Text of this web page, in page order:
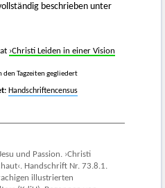
beschrieben unter
›Christi Leiden in einer Vision
den Tagzeiten gegliedert
Handschriftencensus
und Passion. ›Christi
Handschrift Nr. 73.8.1.
illustrierten